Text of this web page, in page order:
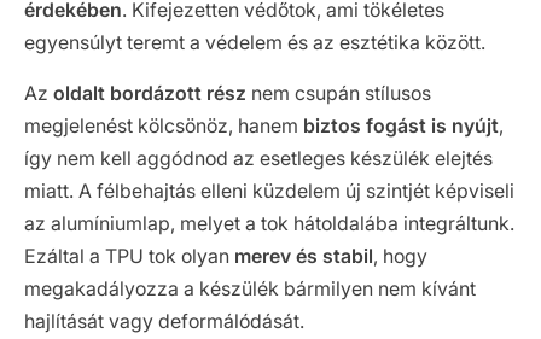
érdekében. Kifejezetten védőtok, ami tökéletes
egyensúlyt teremt a védelem és az esztétika között.
Az oldalt bordázott rész nem csupán stílusos
megjelenést kölcsönöz, hanem biztos fogást is nyújt,
így nem kell aggódnod az esetleges készülék elejtés
miatt. A félbehajtás elleni küzdelem új szintjét képviseli
az alumíniumlap, melyet a tok hátoldalába integráltunk.
Ezáltal a TPU tok olyan merev és stabil, hogy
megakadályozza a készülék bármilyen nem kívánt
hajlítását vagy deformálódását.